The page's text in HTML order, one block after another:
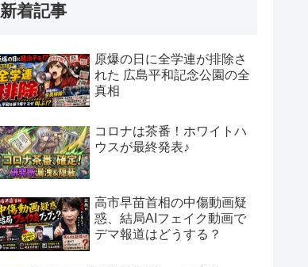
新着記事
原爆の日に全学連が排除さ
れた 広島平和記念公園の全
真相
コロナは茶番！ホワイトハ
ウスが最終発表♪
高市早苗首相の中傷動画疑
惑、結局AIフェイク動画で
デマ報道はどうする？